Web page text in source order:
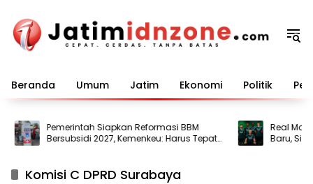
konten
Beranda Umum Jatim Ekonomi Politik
Pemerintah Siapkan Reformasi BBM
Bersubsidi 2027, Kemenkeu: Harus Tepat
Sasaran
Real
Baru, Siap
Komisi C DPRD Surabaya